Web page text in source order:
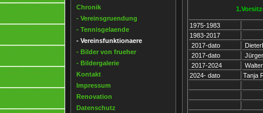
Chronik
- Vereinsgruendung
- Tennisgelaende
- Vereinsfunktionaere
- Bilder von frueher
- Bildergalerie
Kontakt
Impressum
Renovation
Datenschutz
1975-1983
1983-2017
2017-dato
2017-dato
2017-2024
2024- dato
Tanja